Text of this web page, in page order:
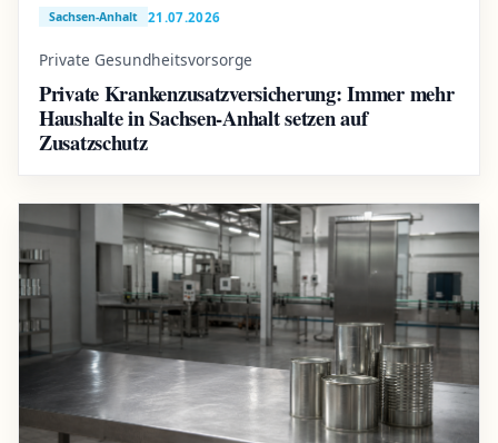
Sachsen-Anhalt 21.07.2026
Private Gesundheitsvorsorge
Private Krankenzusatzversicherung: Immer mehr
Haushalte in Sachsen-Anhalt setzen auf
Zusatzschutz